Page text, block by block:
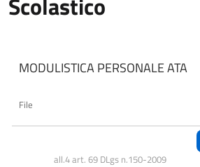
MODULISTICA PERSONALE ATA
File
all.4 art. 69 DLgs n.150-2009